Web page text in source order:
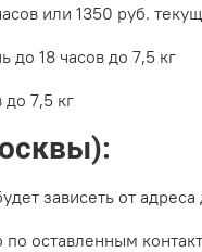
или 1350 руб.
до 18 часов до 7,5 кг
7,5 кг
зависеть от адреса
оставленным